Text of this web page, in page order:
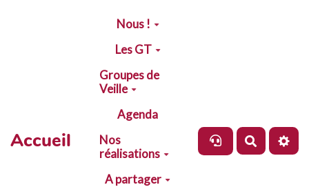
Aller au contenu principal
Accueil
Nous !
Les GT
Groupes de
Veille
Agenda
Nos
réalisations
A partager